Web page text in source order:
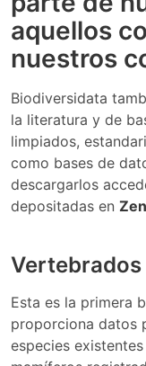
aquellos
nuestros
Biodiversidata
la literatura y de
limpiados,
como bases de
descargarlos
depositadas en
Esta es la primera
proporciona datos
especies